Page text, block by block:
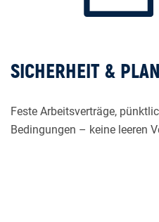
SICHERHEIT &
Feste Arbeitsverträge,
Bedingungen – keine leeren